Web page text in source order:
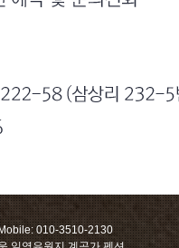
010-3510-2130